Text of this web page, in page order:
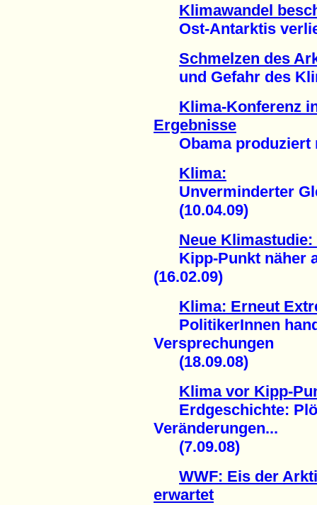
Klimawandel
Ost-Antarktis
Schmelzen des
und Gefahr des
Klima-Konferenz
Ergebnisse
Obama produziert
Klima:
Unverminderter
(10.04.09)
Neue
Kipp-Punkt näher
(16.02.09)
Klima: Erneut
PolitikerInnen
Versprechungen
(18.09.08)
Klima vor Kipp-
Erdgeschichte:
Veränderungen...
(7.09.08)
WWF: Eis der
erwartet